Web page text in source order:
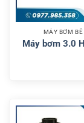
MÁY BƠM BỂ
Máy bơm 3.0